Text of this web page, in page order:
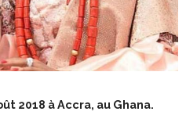
2018 à Accra, au Ghana.